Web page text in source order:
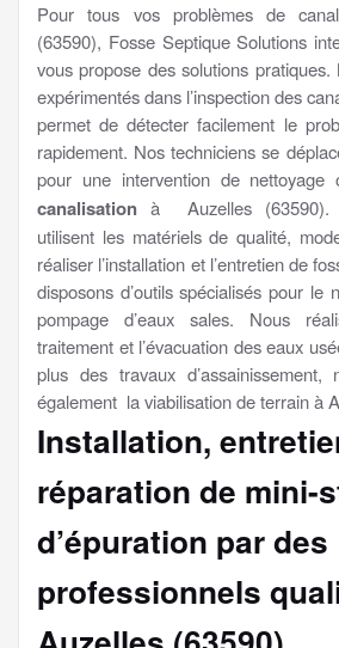
Pour tous vos problèmes de
(63590), Fosse Septique Solutions
vous propose des solutions
expérimentés dans l’inspection des
permet de détecter facilement le
rapidement. Nos techniciens se
pour une intervention de nettoyage
canalisation à Auzelles (63590).
utilisent les matériels de qualité,
réaliser l’installation et l’entretien de
disposons d’outils spécialisés pour le
pompage d’eaux sales. Nous
traitement et l’évacuation des eaux
plus des travaux d’assainissement,
également la viabilisation de terrain à
Installation,
réparation de mini-
d’épuration par des
professionnels